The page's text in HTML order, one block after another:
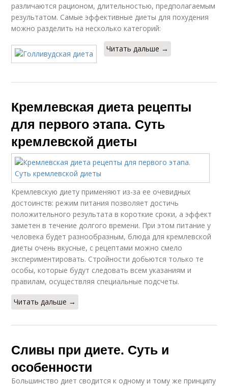
различаются рационом, длительностью, предполагаемым
результатом. Самые эффективные диеты для похудения
можно разделить на несколько категорий:
Читать дальше →
Кремлевская диета рецепты
для первого этапа. Суть
кремлевской диеты
Кремлевскую диету применяют из-за ее очевидных
достоинств: режим питания позволяет достичь
положительного результата в короткие сроки, а эффект
заметен в течение долгого времени. При этом питание у
человека будет разнообразным, блюда для кремлевской
диеты очень вкусные, с рецептами можно смело
экспериментировать. Стройности добьются только те
особы, которые будут следовать всем указаниям и
правилам, осуществляя специальные подсчеты.
Читать дальше →
Сливы при диете. Суть и
особенности
Большинство диет сводится к одному и тому же принципу